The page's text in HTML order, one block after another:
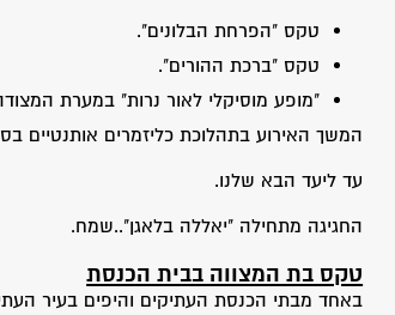
טקס "הפרחת הבלונים".
טקס "ברכת ההורים".
"מופע מוסיקלי לאור נרות" במערת
המשך האירוע בתהלוכת כליזמרים אותנטיים
עד ליעד הבא שלנו.
החגיגה מתחילה "יאללה בלאגן"..שמח.
טקס בת המצווה בבית הכנסת
באחד מבתי הכנסת העתיקים והיפים בעיר